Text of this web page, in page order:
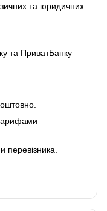
та юридичних
та ПриватБанку
перевізника.